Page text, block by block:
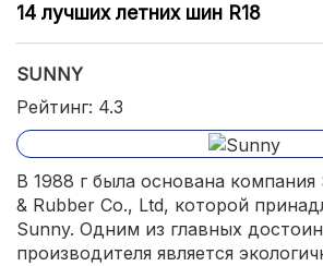
14 лучших летних шин R18
SUNNY
Рейтинг: 4.3
В 1988 г была основана компания
& Rubber Co., Ltd, которой
Sunny. Одним из главных
производителя является